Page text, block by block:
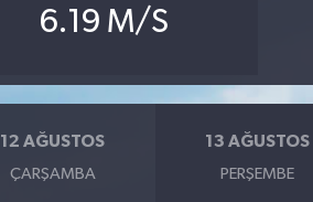
6.19 M/S
12 AĞUSTOS
ÇARŞAMBA
13 AĞUSTOS
PERŞEMBE